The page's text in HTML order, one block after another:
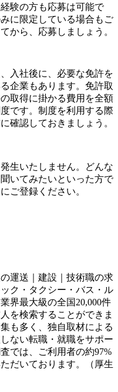
験の方も応募は可能で
に限定している場合もご
から、応募しましょう。
入社後に、必要な免許を
企業もあります。免許取
取得に掛かる費用を全額
です。制度を利用する際
確認しておきましょう。
生いたしません。どんな
いてみたいといった方で
ご登録ください。
運送｜建設｜技術職の求
ク・タクシー・バス・ル
界最大級の全国20,000件
を検索することができま
も多く、独自取材による
ない転職・就職をサポー
では、ご利用者の約97%
だいております。（厚生